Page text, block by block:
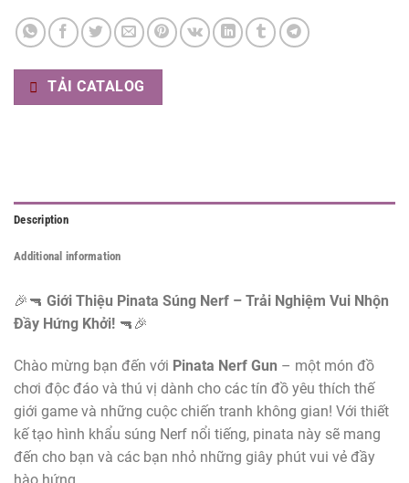
TẢI CATALOG
Description
Additional information
🎉🔫 Giới Thiệu Pinata Súng Nerf – Trải Nghiệm Vui Nhộn
Đầy Hứng Khởi! 🔫🎉
Chào mừng bạn đến với Pinata Nerf Gun – một món đồ
chơi độc đáo và thú vị dành cho các tín đồ yêu thích thế
giới game và những cuộc chiến tranh không gian! Với thiết
kế tạo hình khẩu súng Nerf nổi tiếng, pinata này sẽ mang
đến cho bạn và các bạn nhỏ những giây phút vui vẻ đầy